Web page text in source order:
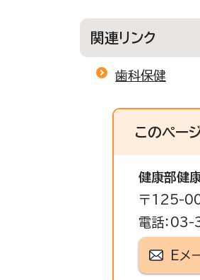
関連リンク
歯科保健
このペー
健康部健
〒125-
電話：
Eメ